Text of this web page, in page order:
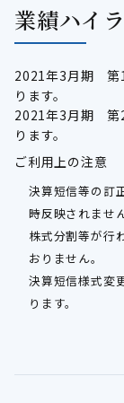
業績ハイ ラ
2021年3月期 第
ります。
2021年3月期 第
ります。
ご利用上の注意
決算短信等の訂
時反映されません
株式分割等が行
おりません。
決算短信様式変
ります。